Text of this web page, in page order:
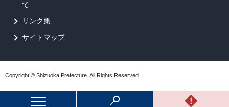
て
リンク集
サイトマップ
Copyright © Shizuoka Prefecture. All Rights Reserved.